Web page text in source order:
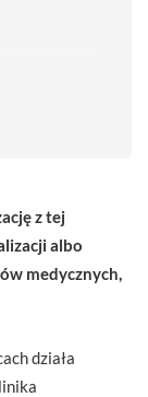
z tej
albo
medycznych,
działa